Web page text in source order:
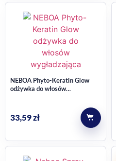
NEBOA Phyto-Keratin Glow
odżywka do włosów
ml
33,59zł